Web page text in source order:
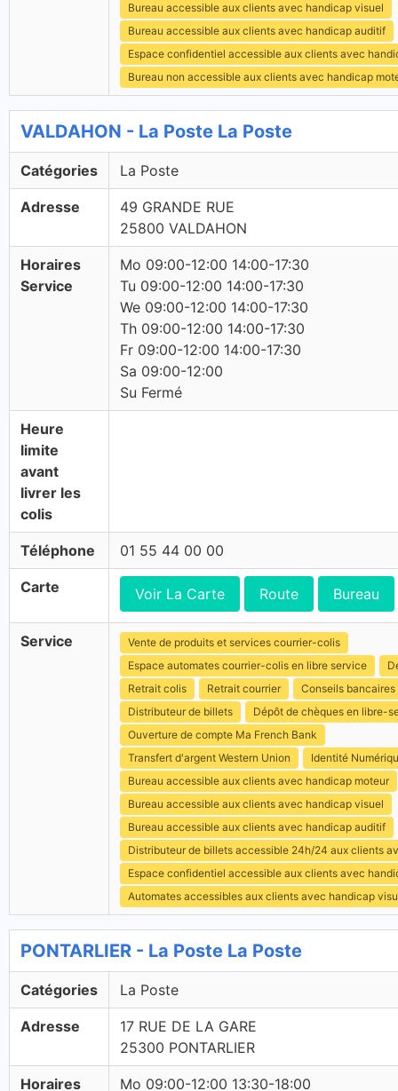
Bureau accessible aux clients avec handicap visuel
Bureau accessible aux clients avec handicap auditif
Espace confidentiel accessible aux clients avec
Bureau non accessible aux clients avec handicap
VALDAHON - La Poste La Poste
Catégories La Poste
Adresse
49 GRANDE RUE
25800 VALDAHON
Horaires
Service
Mo 09:00-12:00 14:00-17:30
Tu 09:00-12:00 14:00-17:30
We 09:00-12:00 14:00-17:30
Th 09:00-12:00 14:00-17:30
Fr 09:00-12:00 14:00-17:30
Sa 09:00-12:00
Su Fermé
Heure
limite
avant
livrer les
colis
Téléphone 01 55 44 00 00
Carte Voir La Carte Route Bureau
Service
Vente de produits et services courrier-colis
Espace automates courrier-colis en libre service
Retrait colis
Retrait courrier
Conseils bancaires
Distributeur de billets
Dépôt de chèques en libre-
Ouverture de compte Ma French Bank
Transfert d'argent Western Union
Identité
Bureau accessible aux clients avec handicap moteur
Bureau accessible aux clients avec handicap visuel
Bureau accessible aux clients avec handicap auditif
Distributeur de billets accessible 24h/24 aux clients
Espace confidentiel accessible aux clients avec
Automates accessibles aux clients avec handicap
PONTARLIER - La Poste La Poste
Catégories La Poste
Adresse
17 RUE DE LA GARE
25300 PONTARLIER
Horaires Mo 09:00-12:00 13:30-18:00